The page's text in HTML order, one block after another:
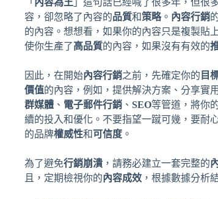
容，卻忽略了內容的品質和策略。 內容行銷
的內容。想想看，如果你的內容只是複製貼
使你生產了高品質的內容，如果沒有有效的
因此，在開始內容行銷之前，先確定你的 目
價值的內容，例如，提供解決方案、分享實
群媒體 、 電子郵件行銷 、 SEO等管道，將你
續的投入和優化。不要指望一蹴可幾，要耐
的品牌權威性和可信度 。
為了避免行銷崩潰 ，請務必建立一套完整的
且，定期檢視你的內容成效 ，根據數據分析